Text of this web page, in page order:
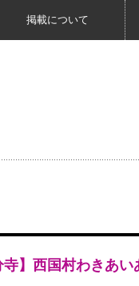
掲載について
寺】西国村わきあい